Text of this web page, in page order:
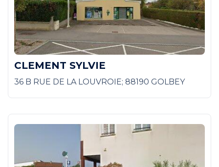
CLEMENT SYLVIE
36 B RUE DE LA LOUVROIE; 88190 GOLBEY